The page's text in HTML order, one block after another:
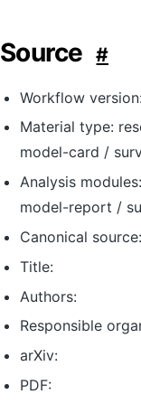
Source #
Workflow
Material type:
model-card /
Analysis
model-report /
Canonical source:
Title:
Authors:
Responsible
arXiv:
PDF: